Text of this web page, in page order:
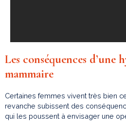
Les conséquences d’une
mammaire
Certaines femmes vivent très bien
revanche subissent des
qui les poussent à envisager une